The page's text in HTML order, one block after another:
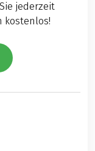
jederzeit
kostenlos!